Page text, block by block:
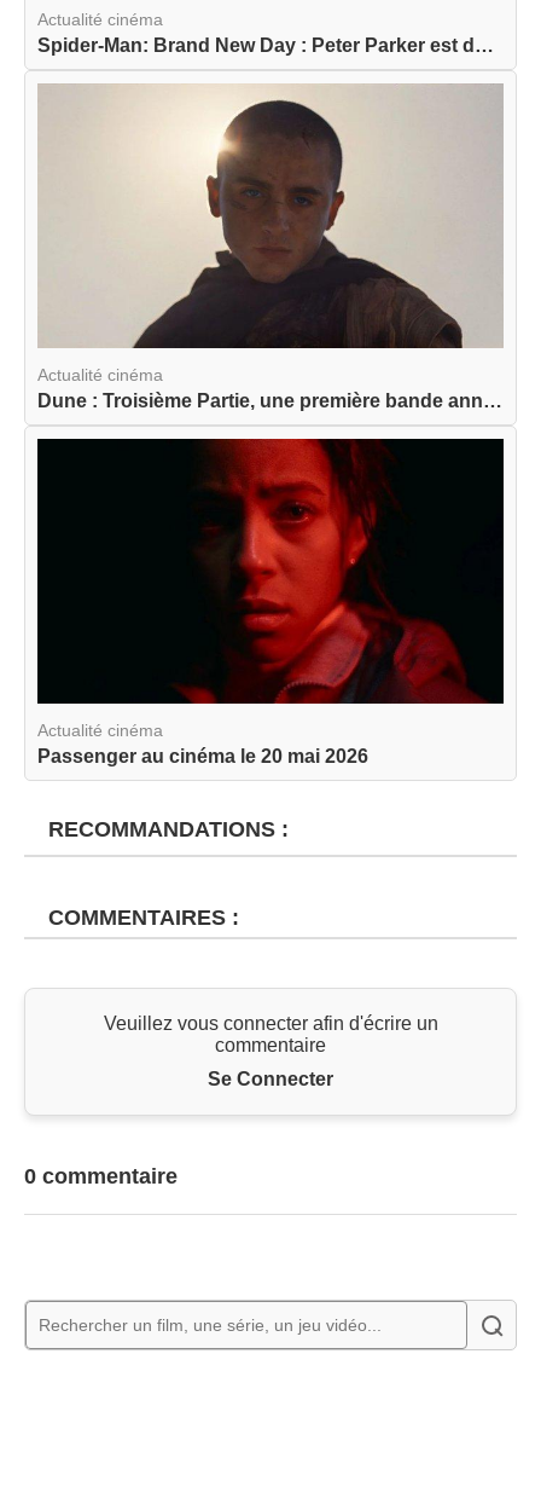
Actualité cinéma
Spider-Man: Brand New Day : Peter Parker est de ...
Actualité cinéma
Dune : Troisième Partie, une première bande anno...
Actualité cinéma
Passenger au cinéma le 20 mai 2026
RECOMMANDATIONS :
COMMENTAIRES :
Veuillez vous connecter afin d'écrire un
commentaire
Se Connecter
0 commentaire